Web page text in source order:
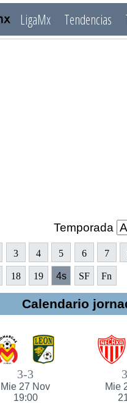
LigaMx Tendencias
Temporada
3 4 5 6 7
18 19 4s SF Fn
Calendario
3-3
Mie 27 Nov
19:00
Mie